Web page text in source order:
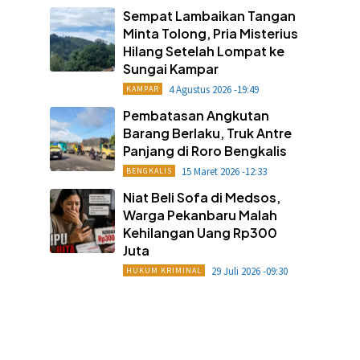
Sempat Lambaikan Tangan
Minta Tolong, Pria Misterius
Hilang Setelah Lompat ke
Sungai Kampar
KAMPAR 4 Agustus 2026 -19:49
Pembatasan Angkutan
Barang Berlaku, Truk Antre
Panjang di Roro Bengkalis
BENGKALIS 15 Maret 2026 -12:33
Niat Beli Sofa di Medsos,
Warga Pekanbaru Malah
Kehilangan Uang Rp300
Juta
HUKUM KRIMINAL 29 Juli 2026 -09:30